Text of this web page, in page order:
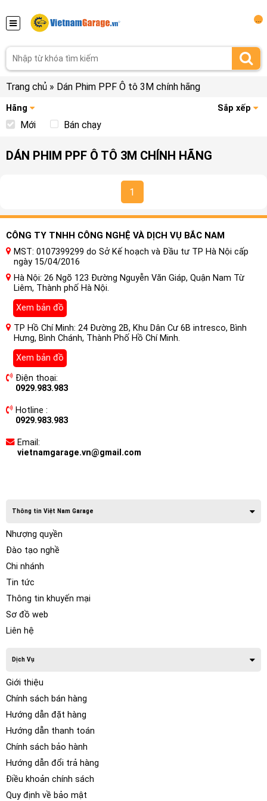
Trang chủ » Dán Phim PPF Ô tô 3M chính hãng
Hãng Sắp xếp
Mới Bán chạy
DÁN PHIM PPF Ô TÔ 3M CHÍNH HÃNG
1
CÔNG TY TNHH CÔNG NGHỆ VÀ DỊCH VỤ BẮC NAM
MST: 0107399299 do Sở Kế hoạch và Đầu tư TP Hà Nội cấp
ngày 15/04/2016
Hà Nội: 26 Ngõ 123 Đường Nguyễn Văn Giáp, Quận Nam Từ
Liêm, Thành phố Hà Nội.
Xem bản đồ
TP Hồ Chí Minh: 24 Đường 2B, Khu Dân Cư 6B intresco, Bình
Hưng, Bình Chánh, Thành Phố Hồ Chí Minh.
Xem bản đồ
Điện thoại:
0929.983.983
Hotline :
0929.983.983
Email:
vietnamgarage.vn@gmail.com
Thông tin Việt Nam Garage
Nhượng quyền
Đào tạo nghề
Chi nhánh
Tin tức
Thông tin khuyến mại
Sơ đồ web
Liên hệ
Dịch Vụ
Giới thiệu
Chính sách bán hàng
Hướng dẫn đặt hàng
Hướng dẫn thanh toán
Chính sách bảo hành
Hướng dẫn đổi trả hàng
Điều khoản chính sách
Quy định về bảo mật